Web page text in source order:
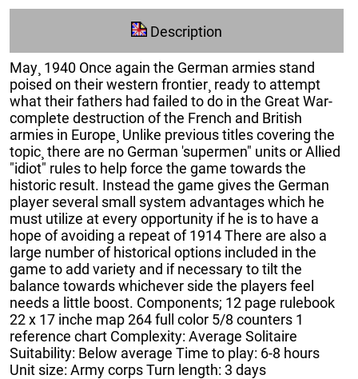
Description
May¸ 1940 Once again the German armies stand
poised on their western frontier¸ ready to attempt
what their fathers had failed to do in the Great War-
complete destruction of the French and British
armies in Europe¸ Unlike previous titles covering the
topic¸ there are no German 'supermen" units or Allied
"idiot" rules to help force the game towards the
historic result. Instead the game gives the German
player several small system advantages which he
must utilize at every opportunity if he is to have a
hope of avoiding a repeat of 1914 There are also a
large number of historical options included in the
game to add variety and if necessary to tilt the
balance towards whichever side the players feel
needs a little boost. Components; 12 page rulebook
22 x 17 inche map 264 full color 5/8 counters 1
reference chart Complexity: Average Solitaire
Suitability: Below average Time to play: 6-8 hours
Unit size: Army corps Turn length: 3 days